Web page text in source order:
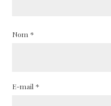
Nom *
E-mail *